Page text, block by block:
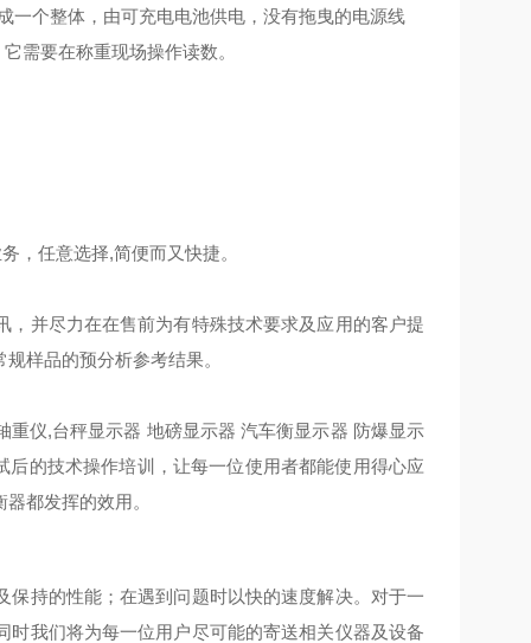
一个整体，由可充电电池供电，没有拖曳的电源线
需要在称重现场操作读数。
，任意选择,简便而又快捷。
并尽力在在售前为有特殊技术要求及应用的客户提
样品的预分析参考结果。
重仪,台秤显示器 地磅显示器 汽车衡显示器 防爆显示
后的技术操作培训，让每一位使用者都能使用得心应
都发挥的效用。
持的性能；在遇到问题时以快的速度解决。对于一
我们将为每一位用户尽可能的寄送相关仪器及设备